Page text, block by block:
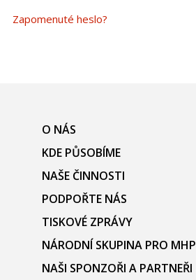
Zapomenuté heslo?
O NÁS
KDE PŮSOBÍME
NAŠE ČINNOSTI
PODPOŘTE NÁS
TISKOVÉ ZPRÁVY
NÁRODNÍ SKUPINA PRO MHP
NAŠI SPONZOŘI A PARTNEŘI